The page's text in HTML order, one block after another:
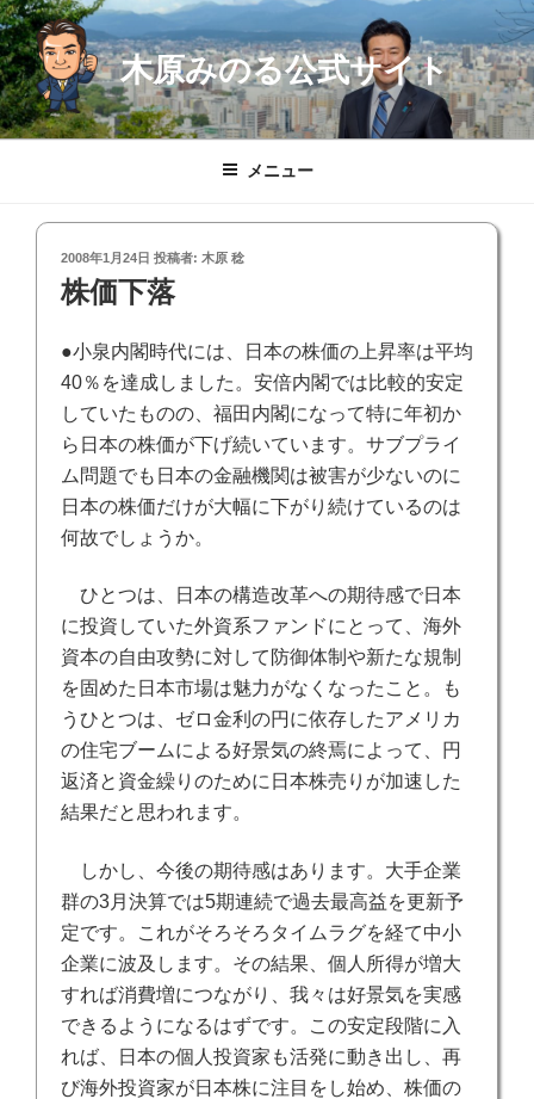
コ
ン
テ
ン
ツ
木原みのる公式サイト
メニュー
投
稿
日:
2008年1月24日 投稿者: 木原 稔
株価下落
●小泉内閣時代には、日本の株価の上昇率は平均
40％を達成しました。安倍内閣では比較的安定
していたものの、福田内閣になって特に年初か
ら日本の株価が下げ続いています。サブプライ
ム問題でも日本の金融機関は被害が少ないのに
日本の株価だけが大幅に下がり続けているのは
何故でしょうか。
ひとつは、日本の構造改革への期待感で日本
に投資していた外資系ファンドにとって、海外
資本の自由攻勢に対して防御体制や新たな規制
を固めた日本市場は魅力がなくなったこと。も
うひとつは、ゼロ金利の円に依存したアメリカ
の住宅ブームによる好景気の終焉によって、円
返済と資金繰りのために日本株売りが加速した
結果だと思われます。
しかし、今後の期待感はあります。大手企業
群の3月決算では5期連続で過去最高益を更新予
定です。これがそろそろタイムラグを経て中小
企業に波及します。その結果、個人所得が増大
すれば消費増につながり、我々は好景気を実感
できるようになるはずです。この安定段階に入
れば、日本の個人投資家も活発に動き出し、再
び海外投資家が日本株に注目をし始め、株価の